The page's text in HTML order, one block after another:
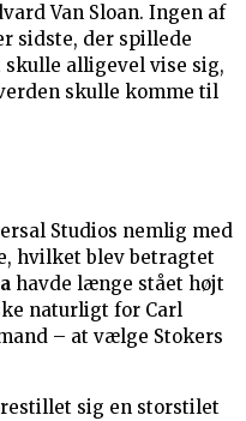
Van Sloan. Ingen af
sidste, der spillede
alligevel vise sig,
skulle komme til
Studios nemlig med
hvilket blev betragtet
havde længe stået højt
naturligt for Carl
– at vælge Stokers
sig en storstilet